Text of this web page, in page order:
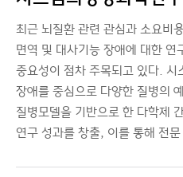
최근 뇌질환 관련 관심과 소요비
면역 및 대사기능 장애에 대한
중요성이 점차 주목되고 있다.
장애를 중심으로 다양한 질병의
질병모델을 기반으로 한 다학제
연구 성과를 창출, 이를 통해 전